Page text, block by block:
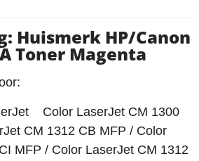
Huismerk HP/Canon
Toner Magenta
Color LaserJet CM 1300
CM 1312 CB MFP / Color
MFP / Color LaserJet CM 1312